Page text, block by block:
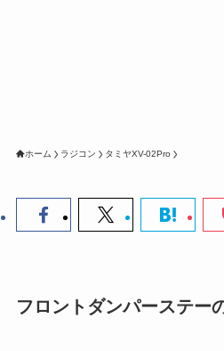
ホーム ラジコン タミヤXV-02Pro
フロントダンパーステー